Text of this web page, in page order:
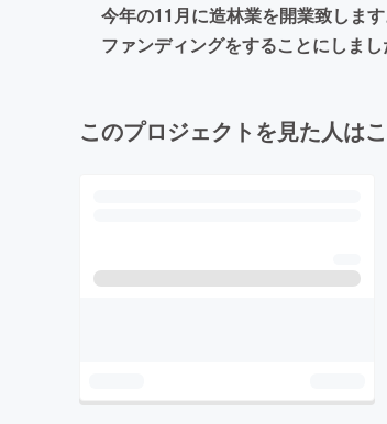
今年の11月に造林業を開業致しま
ファンディングをすることにしまし
このプロジェクトを見た人は